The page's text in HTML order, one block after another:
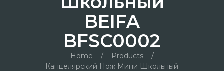
BEIFA
BFSC0002
Home / Products
/
Канцелярский Нож Мини Школьный